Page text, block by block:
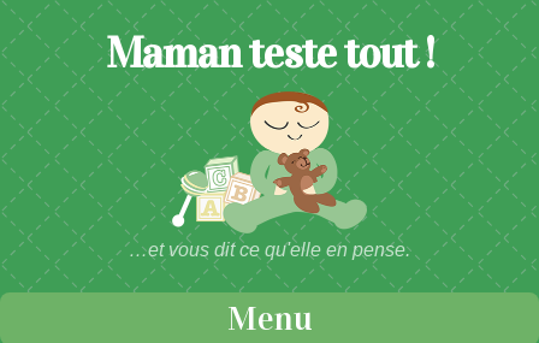
Maman teste tout !
…et vous dit ce qu'elle en pense.
Menu